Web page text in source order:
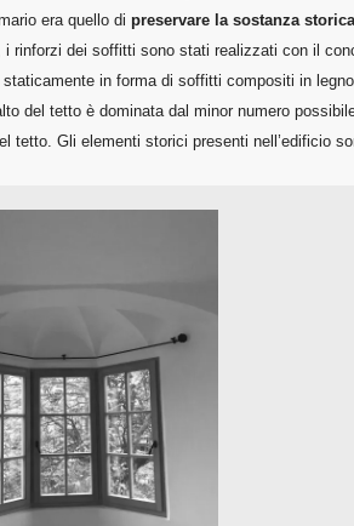
era quello di preservare la sostanza storica
i rinforzi dei soffitti sono stati realizzati con il
in forma di soffitti compositi in
del tetto è dominata dal minor numero
tetto. Gli elementi storici presenti nell’edificio